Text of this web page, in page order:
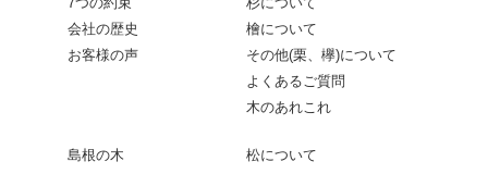
会社の歴史
お客様の声
檜について
その他(栗、欅)について
よくあるご質問
木のあれこれ
島根の木
松について